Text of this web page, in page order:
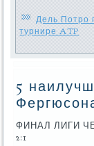
Дель Потро
турнире ATP
5
ФИНАЛ ЛИГИ
2:1